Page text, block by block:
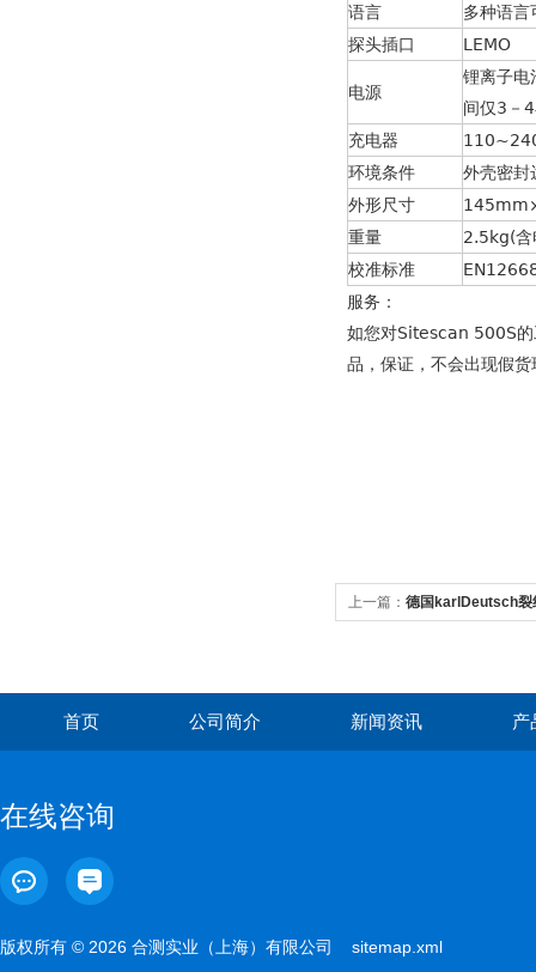
语言
多种语言
探头插口
LEMO
电源
锂离子电
间仅3－
充电器
环境条件
外壳密封
外形尺寸
重量
2.5kg(含
校准标准
服务：
如您对Sitescan 500S的
品，保证，不会出现假
上一篇： 德国karlDeutsch裂
首页 公司简介 新闻资讯 产
在线咨询
版权所有 © 2026 合测实业（上海）有限公司 sitemap.xml